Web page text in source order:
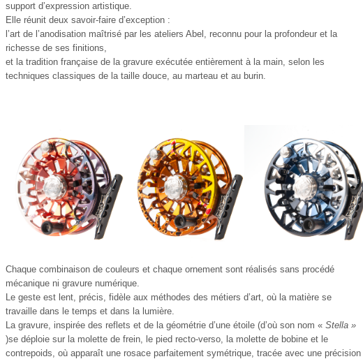
support d’expression artistique.
Elle réunit deux savoir-faire d’exception :
l’art de l’anodisation maîtrisé par les ateliers Abel, reconnu pour la profondeur et la
richesse de ses finitions,
et la tradition française de la gravure exécutée entièrement à la main, selon les
techniques classiques de la taille douce, au marteau et au burin.
Chaque combinaison de couleurs et chaque ornement sont réalisés sans procédé
mécanique ni gravure numérique.
Le geste est lent, précis, fidèle aux méthodes des métiers d’art, où la matière se
travaille dans le temps et dans la lumière.
La gravure, inspirée des reflets et de la géométrie d’une étoile (d’où son nom «Stella »
)se déploie sur la molette de frein, le pied recto-verso, la molette de bobine et le
contrepoids, où apparaît une rosace parfaitement symétrique, tracée avec une précision